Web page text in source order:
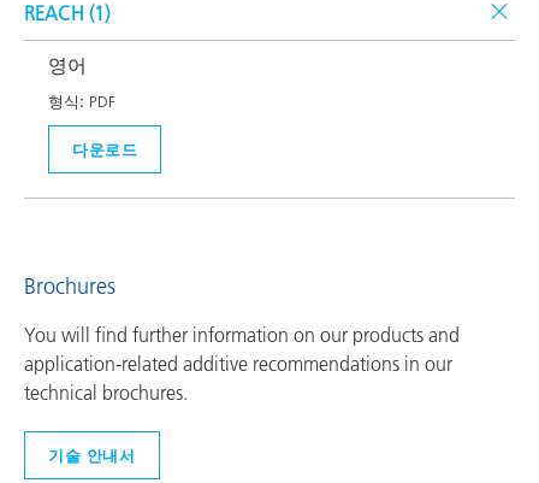
REACH (1)
영어
형식: PDF
다운로드
Brochures
You will find further information on our products and
application-related additive recommendations in our
technical brochures.
기술 안내서